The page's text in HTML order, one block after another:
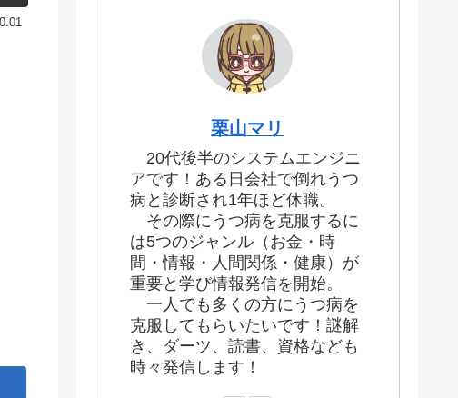
栗山マリ
20代後半のシステムエンジニ
アです！ある日会社で倒れうつ
病と診断され1年ほど休職。
その際にうつ病を克服するに
は5つのジャンル（お金・時
間・情報・人間関係・健康）が
重要と学び情報発信を開始。
一人でも多くの方にうつ病を
克服してもらいたいです！謎解
き、ダーツ、読書、資格なども
時々発信します！